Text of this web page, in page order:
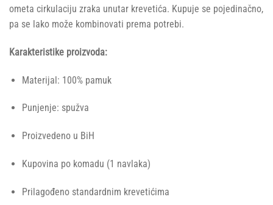
ometa cirkulaciju zraka unutar krevetića. Kupuje se pojedinačno,
pa se lako može kombinovati prema potrebi.
Karakteristike proizvoda:
Materijal: 100% pamuk
Punjenje: spužva
Proizvedeno u BiH
Kupovina po komadu (1 navlaka)
Prilagođeno standardnim krevetićima